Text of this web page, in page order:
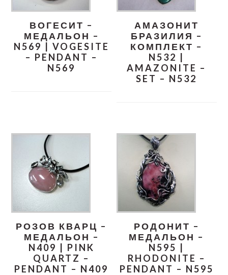
ВОГЕСИТ –
МЕДАЛЬОН –
N569 | VOGESITE
– PENDANT –
N569
АМАЗОНИТ
БРАЗИЛИЯ –
КОМПЛЕКТ –
N532 |
AMAZONITE –
SET – N532
РОЗОВ КВАРЦ –
МЕДАЛЬОН –
N409 | PINK
QUARTZ –
PENDANT – N409
РОДОНИТ –
МЕДАЛЬОН –
N595 |
RHODONITE –
PENDANT – N595